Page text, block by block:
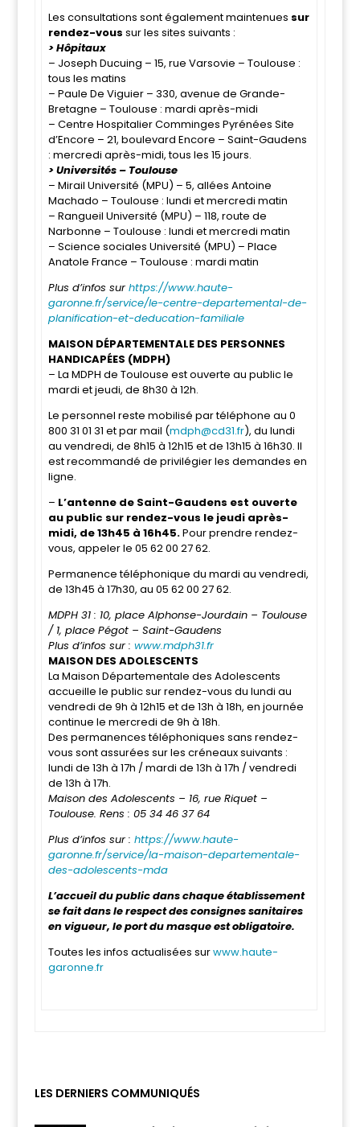
Les consultations sont également maintenues sur
rendez-vous sur les sites suivants :
> Hôpitaux
– Joseph Ducuing – 15, rue Varsovie – Toulouse :
tous les matins
– Paule De Viguier – 330, avenue de Grande-
Bretagne – Toulouse : mardi après-midi
– Centre Hospitalier Comminges Pyrénées Site
d’Encore – 21, boulevard Encore – Saint-Gaudens
: mercredi après-midi, tous les 15 jours.
> Universités – Toulouse
– Mirail Université (MPU) – 5, allées Antoine
Machado – Toulouse : lundi et mercredi matin
– Rangueil Université (MPU) – 118, route de
Narbonne – Toulouse : lundi et mercredi matin
– Science sociales Université (MPU) – Place
Anatole France – Toulouse : mardi matin
Plus d’infos sur https://www.haute-
garonne.fr/service/le-centre-departemental-de-
planification-et-deducation-familiale
MAISON DÉPARTEMENTALE DES PERSONNES
HANDICAPÉES (MDPH)
– La MDPH de Toulouse est ouverte au public le
mardi et jeudi, de 8h30 à 12h.
Le personnel reste mobilisé par téléphone au 0
800 31 01 31 et par mail (mdph@cd31.fr), du lundi
au vendredi, de 8h15 à 12h15 et de 13h15 à 16h30. Il
est recommandé de privilégier les demandes en
ligne.
– L’antenne de Saint-Gaudens est ouverte
au public sur rendez-vous le jeudi après-
midi, de 13h45 à 16h45.Pour prendre rendez-
vous, appeler le 05 62 00 27 62.
Permanence téléphonique du mardi au vendredi,
de 13h45 à 17h30, au 05 62 00 27 62.
MDPH 31 : 10, place Alphonse-Jourdain – Toulouse
/ 1, place Pégot – Saint-Gaudens
Plus d’infos sur : www.mdph31.fr
MAISON DES ADOLESCENTS
La Maison Départementale des Adolescents
accueille le public sur rendez-vous du lundi au
vendredi de 9h à 12h15 et de 13h à 18h, en journée
continue le mercredi de 9h à 18h.
Des permanences téléphoniques sans rendez-
vous sont assurées sur les créneaux suivants :
lundi de 13h à 17h / mardi de 13h à 17h / vendredi
de 13h à 17h.
Maison des Adolescents – 16, rue Riquet –
Toulouse. Rens : 05 34 46 37 64
Plus d’infos sur : https://www.haute-
garonne.fr/service/la-maison-departementale-
des-adolescents-mda
L’accueil du public dans chaque établissement
se fait dans le respect des consignes sanitaires
en vigueur, le port du masque est obligatoire.
Toutes les infos actualisées surwww.haute-
garonne.fr
LES DERNIERS COMMUNIQUÉS